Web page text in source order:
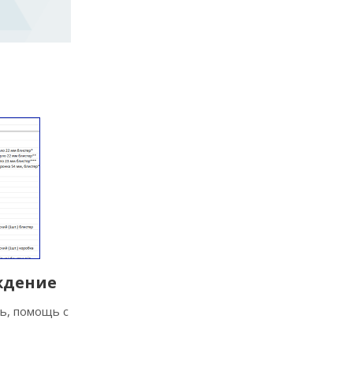
помощь с